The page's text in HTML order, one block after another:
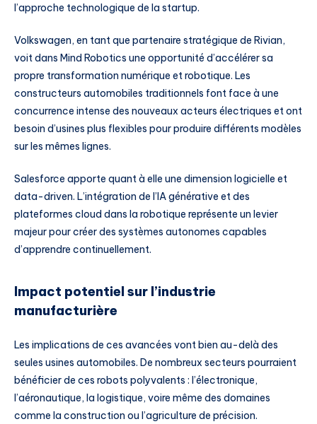
l’approche technologique de la startup.
Volkswagen, en tant que partenaire stratégique de Rivian,
voit dans Mind Robotics une opportunité d’accélérer sa
propre transformation numérique et robotique. Les
constructeurs automobiles traditionnels font face à une
concurrence intense des nouveaux acteurs électriques et ont
besoin d’usines plus flexibles pour produire différents modèles
sur les mêmes lignes.
Salesforce apporte quant à elle une dimension logicielle et
data-driven. L’intégration de l’IA générative et des
plateformes cloud dans la robotique représente un levier
majeur pour créer des systèmes autonomes capables
d’apprendre continuellement.
Impact potentiel sur l’industrie
manufacturière
Les implications de ces avancées vont bien au-delà des
seules usines automobiles. De nombreux secteurs pourraient
bénéficier de ces robots polyvalents : l’électronique,
l’aéronautique, la logistique, voire même des domaines
comme la construction ou l’agriculture de précision.